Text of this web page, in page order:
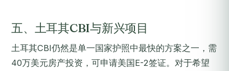
五、土耳其CBI与新兴项目
土耳其CBI仍然是单一国家护照中最快的方案之一，需
40万美元房产投资，可申请美国E-2签证。对于希望